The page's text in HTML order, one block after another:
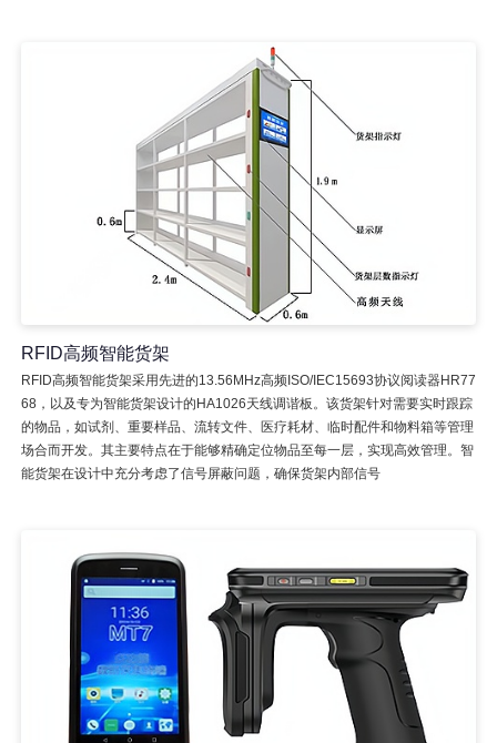
RFID高频智能货架
RFID高频智能货架采用先进的13.56MHz高频ISO/IEC15693协议阅读器HR77
68，以及专为智能货架设计的HA1026天线调谐板。该货架针对需要实时跟踪
的物品，如试剂、重要样品、流转文件、医疗耗材、临时配件和物料箱等管理
场合而开发。其主要特点在于能够精确定位物品至每一层，实现高效管理。智
能货架在设计中充分考虑了信号屏蔽问题，确保货架内部信号